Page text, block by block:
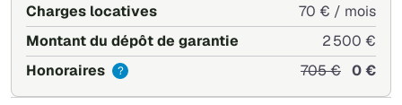
Charges locatives
70 € / mois
Montant du dépôt de garantie
2 500 €
Honoraires
? 705 € 0 €